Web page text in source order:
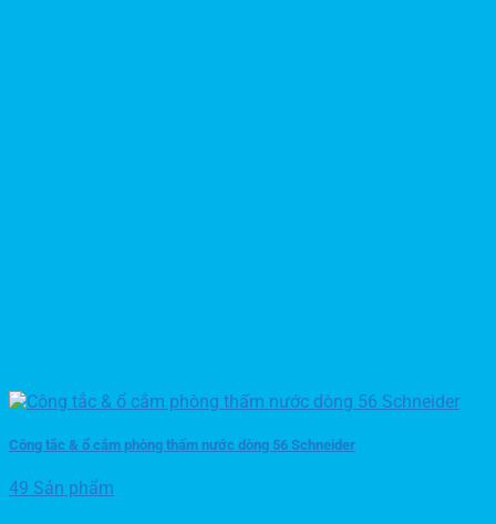
Công tắc & ổ cắm phòng thấm nước dòng 56 Schneider
49 Sản phẩm